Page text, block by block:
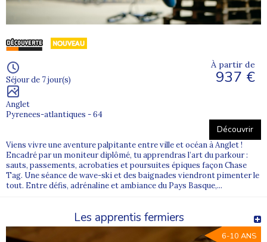
Séjour de 7 jour(s)
Anglet
Pyrenees-atlantiques - 64
À partir de
937 €
Découvrir
Viens vivre une aventure palpitante entre ville et océan à Anglet !
Encadré par un moniteur diplômé, tu apprendras l’art du parkour :
sauts, passements, acrobaties et poursuites épiques façon Chase
Tag. Une séance de wave-ski et des baignades viendront pimenter le
tout. Entre défis, adrénaline et ambiance du Pays Basque,...
Les apprentis fermiers
6-10 ANS